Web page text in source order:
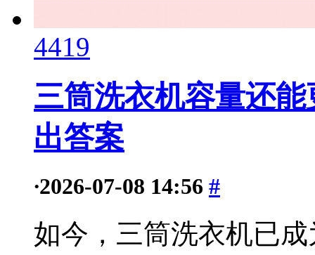
4419
三筒洗衣机容量还
出答案
·2026-07-08 14:56 #
如今，三筒洗衣机已